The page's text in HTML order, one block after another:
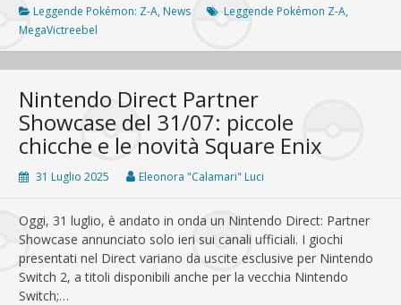
nuova
megavoluzione
di
Leggende
Z-
A
Leggende Pokémon: Z-A, News Leggende Pokémon Z-A,
MegaVictreebel
Nintendo Direct Partner
Showcase del 31/07: piccole
chicche e le novità Square Enix
31 Luglio 2025 Eleonora "Calamari" Luci
Oggi, 31 luglio, è andato in onda un Nintendo Direct: Partner
Showcase annunciato solo ieri sui canali ufficiali. I giochi
presentati nel Direct variano da uscite esclusive per Nintendo
Switch 2, a titoli disponibili anche per la vecchia Nintendo
Switch;…